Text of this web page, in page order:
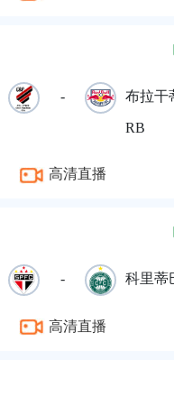
- 布拉干
RB
高清直播
- 科里蒂
高清直播